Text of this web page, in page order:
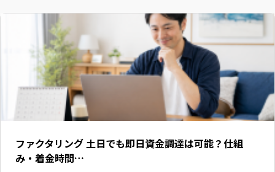
ファクタリング 土日でも即日資金調達は可能？仕組
み・着金時間…